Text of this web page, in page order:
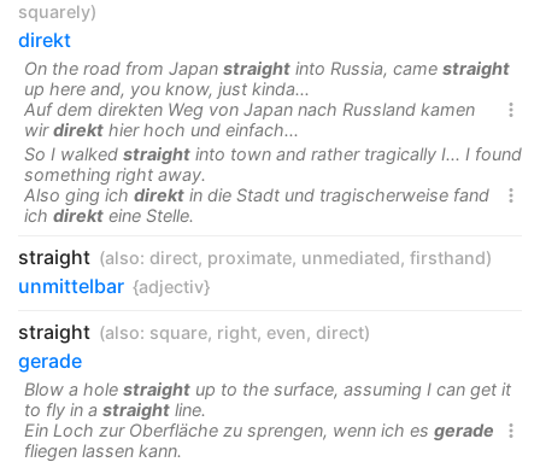
squarely)
direkt
On the road from Japan straight into Russia, came straight
up here and, you know, just kinda...

Auf dem direkten Weg von Japan nach Russland kamen
wirdirekt hier hoch und einfach...
So I walked straight into town and rather tragically I... I found
something right away.

Also ging ich direkt in die Stadt und tragischerweise fand
ich direkt eine Stelle.
straight (also: direct, proximate, unmediated, firsthand)
unmittelbar {adjectiv}
straight (also: square, right, even, direct)
gerade
Blow a hole straight up to the surface, assuming I can get it
to fly in a straight line.

Ein Loch zur Oberfläche zu sprengen, wenn ich es gerade
fliegen lassen kann.